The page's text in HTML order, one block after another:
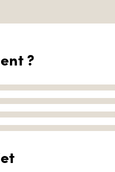
?